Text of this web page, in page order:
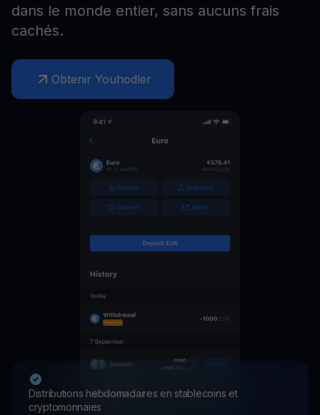
dans le monde entier, sans aucuns frais
cachés.
Obtenir Youhodler
Distributions hebdomadaires en stablecoins et
cryptomonnaies